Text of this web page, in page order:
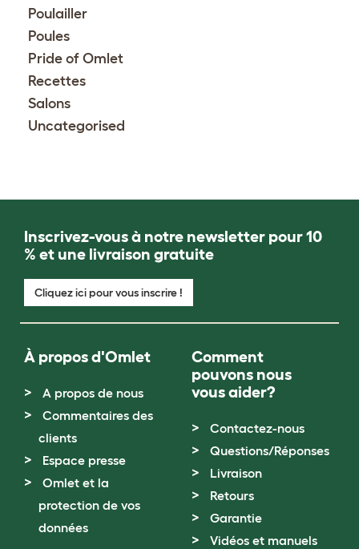
Poulailler
Poules
Pride of Omlet
Recettes
Salons
Uncategorised
Inscrivez-vous à notre newsletter pour 10
% et une livraison gratuite
Cliquez ici pour vous inscrire !
À propos d'Omlet
A propos de nous
Commentaires des
clients
Espace presse
Omlet et la
protection de vos
données
Comment
pouvons nous
vous aider?
Contactez-nous
Questions/Réponses
Livraison
Retours
Garantie
Vidéos et manuels